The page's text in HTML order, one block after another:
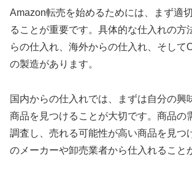
Amazon転売を始めるためには、まず適
ることが重要です。具体的な仕入れの方
らの仕入れ、海外からの仕入れ、そして
の製造があります。
国内からの仕入れでは、まずは自分の興
商品を見つけることが大切です。商品の
調査し、売れる可能性が高い商品を見つ
のメーカーや卸売業者から仕入れること